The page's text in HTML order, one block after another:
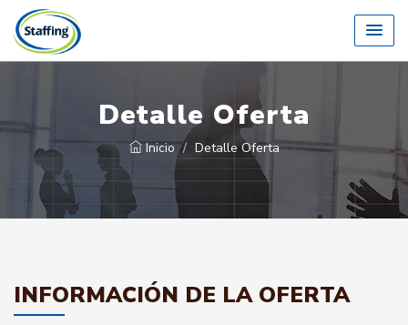
Detalle Oferta
Inicio Detalle Oferta
INFORMACIÓN DE LA OFERTA